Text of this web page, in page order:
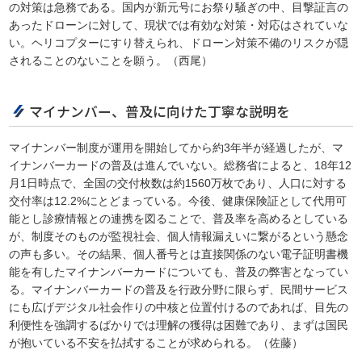
の対策は急務である。国内が新元号にお祭り騒ぎの中、目撃証言の
あったドローンに対して、現状では有効な対策・対応はされていな
い。ヘリコプターにすり替えられ、ドローン対策不備のリスクが隠
されることのないことを願う。（西尾）
マイナンバー、普及に向けた丁寧な説明を
マイナンバー制度が運用を開始してから約3年半が経過したが、マ
イナンバーカードの普及は進んでいない。総務省によると、18年12
月1日時点で、全国の交付枚数は約1560万枚であり、人口に対する
交付率は12.2%にとどまっている。今後、健康保険証として代用可
能とし診療情報との連携を図ることで、普及率を高めるとしている
が、制度そのものが監視社会、個人情報漏えいに繋がるという懸念
の声も多い。その結果、個人番号とは直接関係のない電子証明書機
能を有したマイナンバーカードについても、普及の弊害となってい
る。マイナンバーカードの普及を行政分野に限らず、民間サービス
にも広げデジタル社会作りの中核と位置付けるのであれば、目先の
利便性を強調するばかりでは理解の獲得は困難であり、まずは国民
が抱いている不安を払拭することが求められる。（佐藤）